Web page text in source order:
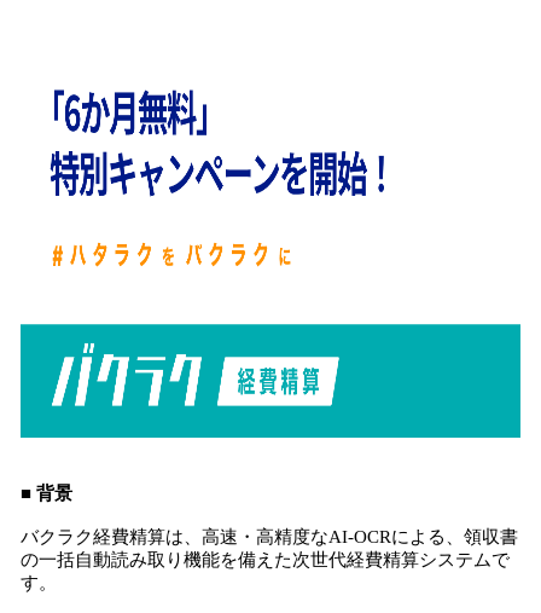
で
す
■ 背景
バクラク経費精算は、高速・高精度なAI-OCRによる、領収書
の一括自動読み取り機能を備えた次世代経費精算システムで
す。